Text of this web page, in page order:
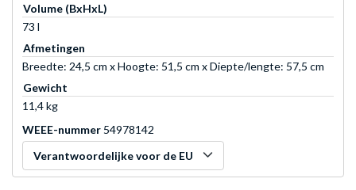
Volume (BxHxL)
73 l
Afmetingen
Breedte: 24,5 cm x Hoogte: 51,5 cm x Diepte/lengte: 57,5 cm
Gewicht
11,4 kg
WEEE-nummer 54978142
Verantwoordelijke voor de EU